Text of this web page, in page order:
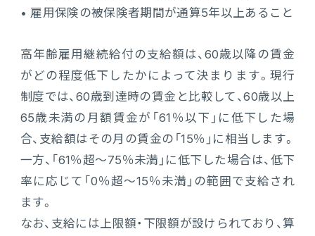
• 雇用保険の被保険者期間が通算5年以上あること
高年齢雇用継続給付の支給額は、60歳以降の賃金
がどの程度低下したかによって決まります。現行
制度では、60歳到達時の賃金と比較して、60歳以上
65歳未満の月額賃金が「61％以下」に低下した場
合、支給額はその月の賃金の「15％」に相当します。
一方、「61％超～75％未満」に低下した場合は、低下
率に応じて「0％超～15％未満」の範囲で支給され
ます。
なお、支給には上限額・下限額が設けられており、算